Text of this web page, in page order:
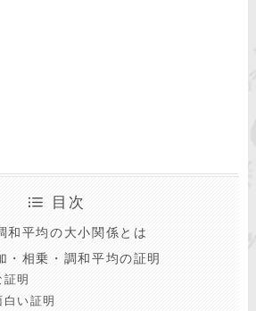
目次
和平均の大小関係とは
・相乗・調和平均の証明
明
い証明